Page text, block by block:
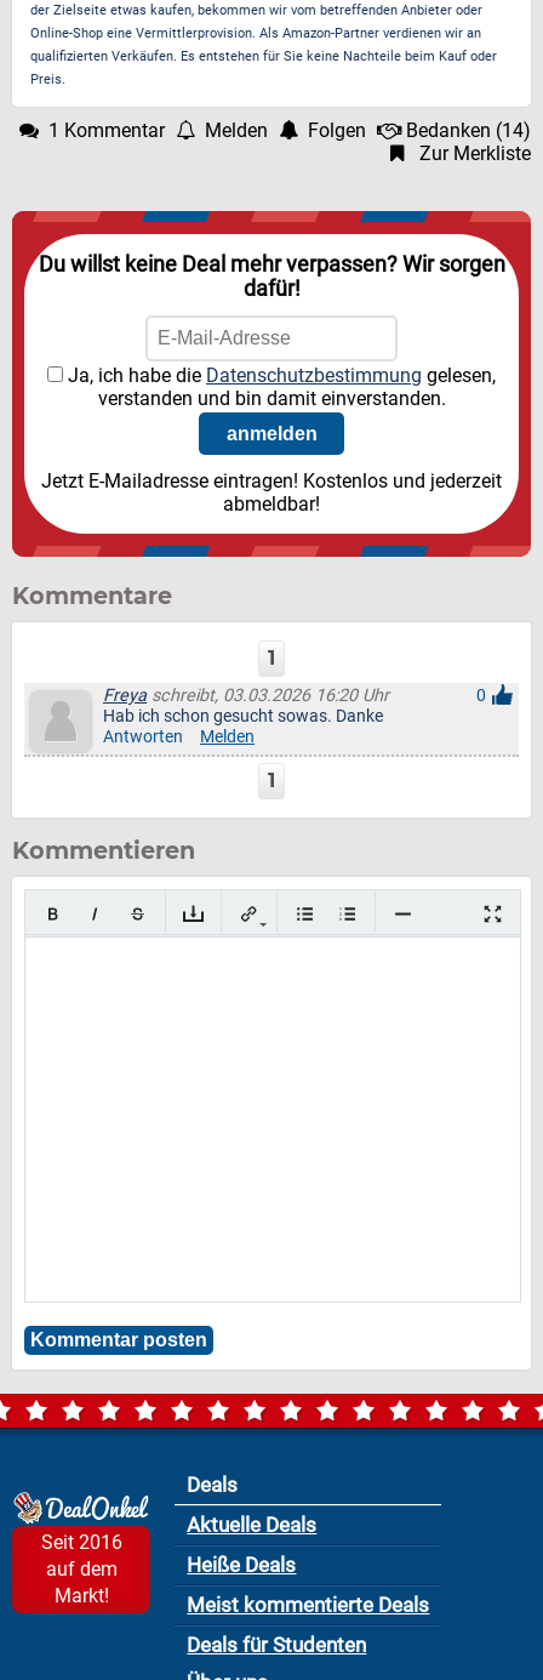
der Zielseite etwas kaufen, bekommen wir vom betreffenden Anbieter oder
Online-Shop eine Vermittlerprovision. Als Amazon-Partner verdienen wir an
qualifizierten Verkäufen. Es entstehen für Sie keine Nachteile beim Kauf oder
Preis.
1 Kommentar Melden Folgen Bedanken (14)
Zur Merkliste
Du willst keine Deal mehr verpassen? Wir sorgen
dafür!
Ja, ich habe die Datenschutzbestimmung gelesen,
verstanden und bin damit einverstanden.
Jetzt E-Mailadresse eintragen! Kostenlos und jederzeit
abmeldbar!
Kommentare
1
Freya schreibt, 03.03.2026 16:20 Uhr
0
Hab ich schon gesucht sowas. Danke
Antworten
Melden
1
Kommentieren
Seit 2016
auf dem
Markt!
Deals
Aktuelle Deals
Heiße Deals
Meist kommentierte Deals
Deals für Studenten